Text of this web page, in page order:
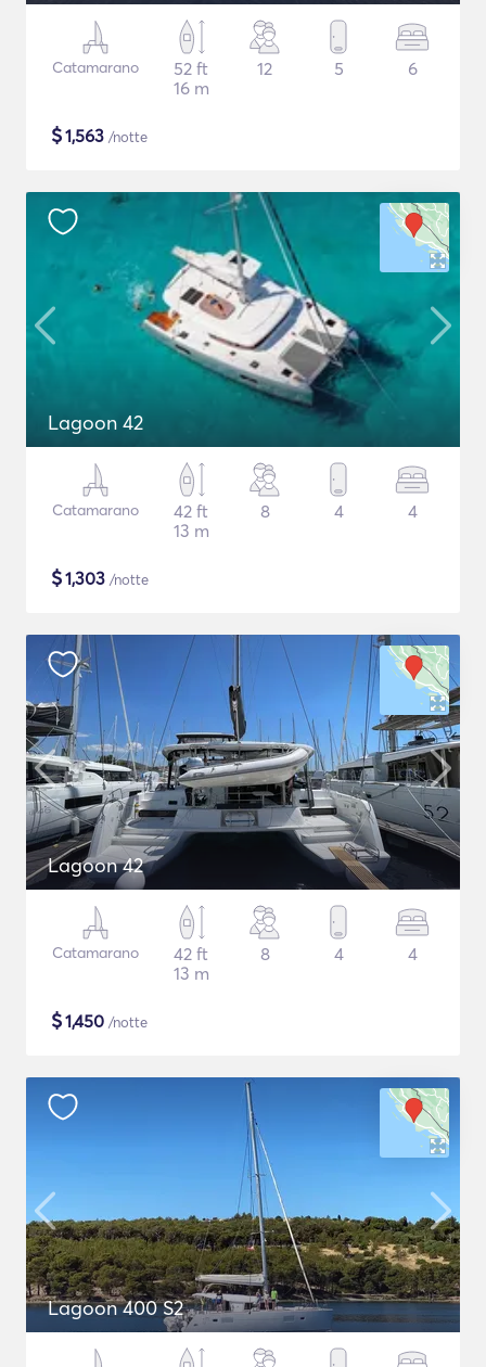
Catamarano
52 ft
16 m
12 5 6
$1,563 /notte
Lagoon 42
Catamarano
42 ft
13 m
8 4 4
$1,303 /notte
Lagoon 42
Catamarano
42 ft
13 m
8 4 4
$1,450 /notte
Lagoon 400 S2